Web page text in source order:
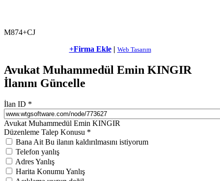
M874+CJ
+Firma Ekle | Web Tasarım
Avukat Muhammedül Emin KINGIR
İlanını Güncelle
İlan ID *
Avukat Muhammedül Emin KINGIR
Düzenleme Talep Konusu *
Bana Ait Bu ilanın kaldırılmasını istiyorum
Telefon yanlış
Adres Yanlış
Harita Konumu Yanlış